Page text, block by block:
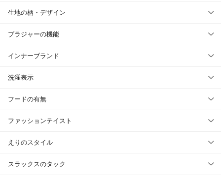
生地の柄・デザイン
ブラジャーの機能
インナーブランド
洗濯表示
フードの有無
ファッションテイスト
えりのスタイル
スラックスのタック